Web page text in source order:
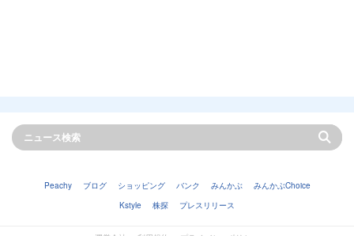
Peachy ブログ ショッピング バンク みんかぶ
みんかぶChoice
Kstyle
株探 プレスリリース